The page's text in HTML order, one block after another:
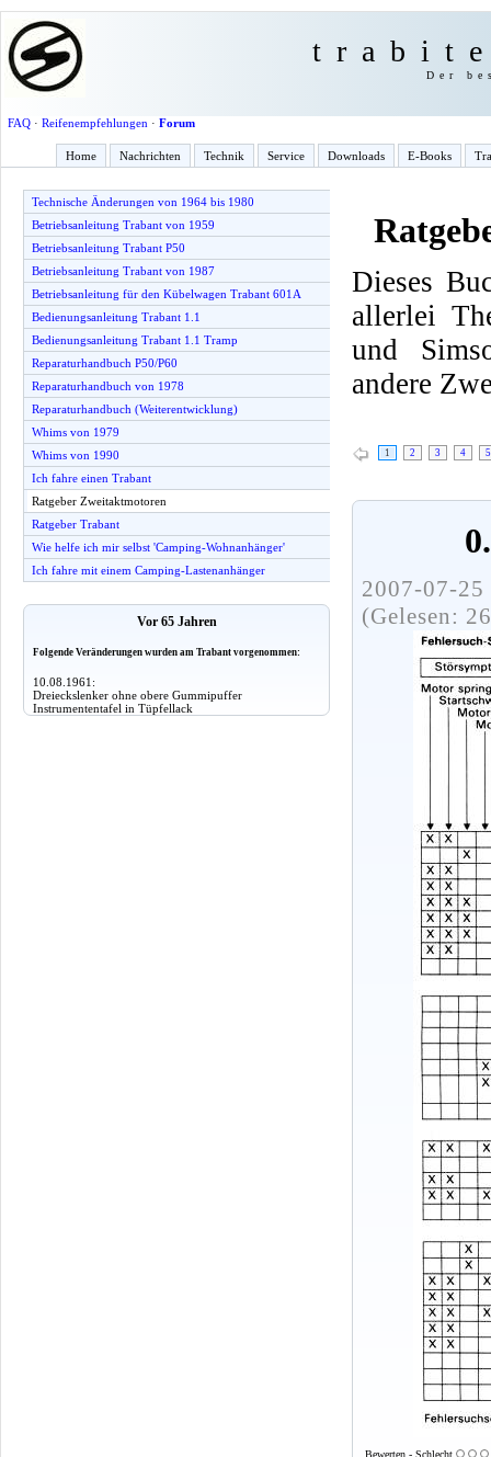
Der
FAQ· Reifenempfehlungen · Forum
Home Nachrichten Technik Service Downloads E-Books
Technische Änderungen von 1964 bis 1980
Betriebsanleitung Trabant von 1959
Betriebsanleitung Trabant P50
Betriebsanleitung Trabant von 1987
Betriebsanleitung für den Kübelwagen Trabant 601A
Bedienungsanleitung Trabant 1.1
Bedienungsanleitung Trabant 1.1 Tramp
Reparaturhandbuch P50/P60
Reparaturhandbuch von 1978
Reparaturhandbuch (Weiterentwicklung)
Whims von 1979
Whims von 1990
Ich fahre einen Trabant
Ratgeber Zweitaktmotoren
Ratgeber Trabant
Wie helfe ich mir selbst 'Camping-Wohnanhänger'
Ich fahre mit einem Camping-Lastenanhänger
Vor 65 Jahren
Folgende Veränderungen wurden am Trabant vorgenommen:
10.08.1961:
Dreieckslenker ohne obere Gummipuffer
Instrumententafel in Tüpfellack
Dieses
allerlei
und
andere
1 2 3 4 5
2007-07-
(Gelesen: